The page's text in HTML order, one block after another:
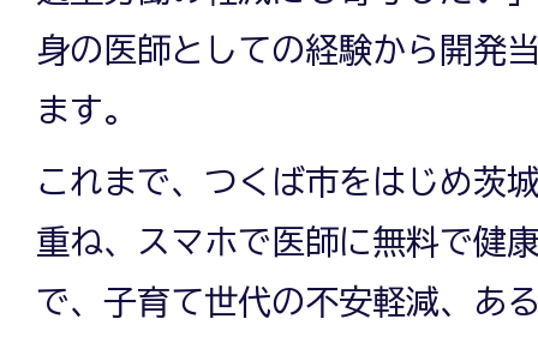
身の医師としての経験から開発
ます。
これまで、つくば市をはじめ茨
重ね、スマホで医師に無料で健
で、子育て世代の不安軽減、あ